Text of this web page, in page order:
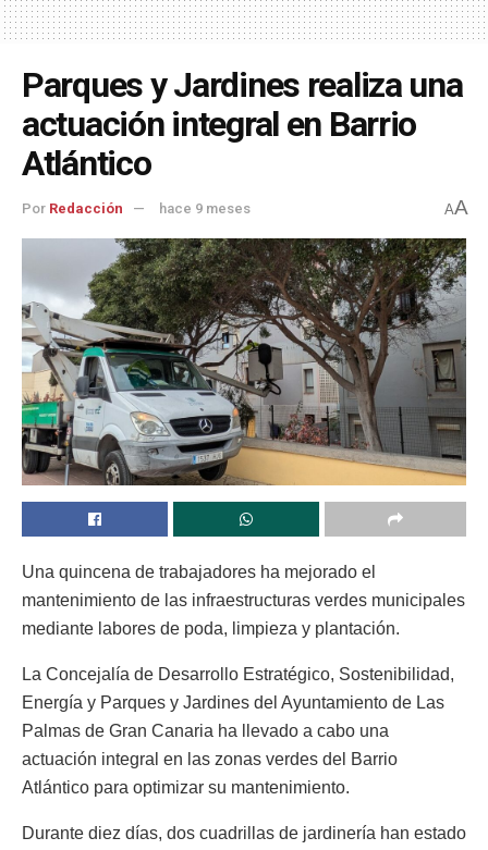
Parques y Jardines realiza una
actuación integral en Barrio
Atlántico
Por Redacción hace 9 meses AA
Una quincena de trabajadores ha mejorado el
mantenimiento de las infraestructuras verdes municipales
mediante labores de poda, limpieza y plantación.
La Concejalía de Desarrollo Estratégico, Sostenibilidad,
Energía y Parques y Jardines del Ayuntamiento de Las
Palmas de Gran Canaria ha llevado a cabo una
actuación integral en las zonas verdes del Barrio
Atlántico para optimizar su mantenimiento.
Durante diez días, dos cuadrillas de jardinería han estado